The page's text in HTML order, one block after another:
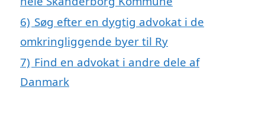
6) Søg efter en dygtig advokat i de
omkringliggende byer til Ry
7) Find en advokat i andre dele af
Danmark